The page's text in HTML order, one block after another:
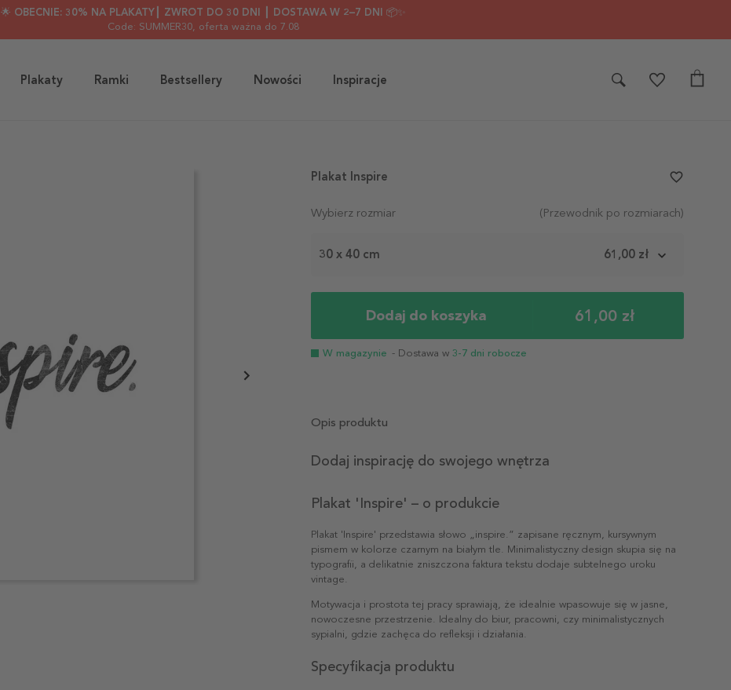
🌟 OBECNIE: 30% NA PLAKATY┃ ZWROT DO 30 DNI ┃ DOSTAWA W 2–7 DNI 📦✨
Code: SUMMER30, oferta ważna do 7.08
Plakaty Ramki Bestsellery Nowości Inspiracje
Wybierz rozmiar (Przewodnik po rozmiarach)
30 x 40 cm 61,00 zł
Dodaj do koszyka 61,00 zł
W magazynie - Dostawa w 3-7 dni robocze
Plakat Inspire favorite_border
Opis produktu
Dodaj inspirację do swojego wnętrza
Plakat 'Inspire' – o produkcie
Plakat 'Inspire' przedstawia słowo „inspire.” zapisane ręcznym, kursywnym
pismem w kolorze czarnym na białym tle. Minimalistyczny design skupia się na
typografii, a delikatnie zniszczona faktura tekstu dodaje subtelnego uroku
vintage.
Motywacja i prostota tej pracy sprawiają, że idealnie wpasowuje się w jasne,
nowoczesne przestrzenie. Idealny do biur, pracowni, czy minimalistycznych
sypialni, gdzie zachęca do refleksji i działania.
Specyfikacja produktu